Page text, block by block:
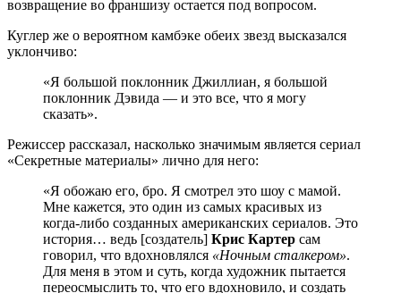
возвращение во франшизу остается под вопросом.
Куглер же о вероятном камбэке обеих звезд высказался
уклончиво:
«Я большой поклонник Джиллиан, я большой
поклонник Дэвида — и это все, что я могу
сказать».
Режиссер рассказал, насколько значимым является сериал
«Секретные материалы» лично для него:
«Я обожаю его, бро. Я смотрел это шоу с мамой.
Мне кажется, это один из самых красивых из
когда-либо созданных американских сериалов. Это
история… ведь [создатель] Крис Картер сам
говорил, что вдохновлялся «Ночным сталкером».
Для меня в этом и суть, когда художник пытается
переосмыслить то, что его вдохновило, и создать